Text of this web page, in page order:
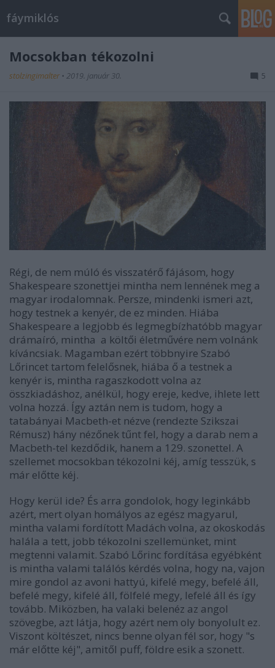
fáymiklós
Mocsokban tékozolni
stolzingimalter • 2019. január 30. 5
Régi, de nem múló és visszatérő fájásom, hogy
Shakespeare szonettjei mintha nem lennének meg a
magyar irodalomnak. Persze, mindenki ismeri azt,
hogy testnek a kenyér, de ez minden. Hiába
Shakespeare a legjobb és legmegbízhatóbb magyar
drámaíró, mintha a költői életművére nem volnánk
kíváncsiak. Magamban ezért többnyire Szabó
Lőrincet tartom felelősnek, hiába ő a testnek a
kenyér is, mintha ragaszkodott volna az
összkiadáshoz, anélkül, hogy ereje, kedve, ihlete lett
volna hozzá. Így aztán nem is tudom, hogy a
tatabányai Macbeth-et nézve (rendezte Szikszai
Rémusz) hány nézőnek tűnt fel, hogy a darab nem a
Macbeth-tel kezdődik, hanem a 129. szonettel. A
szellemet mocsokban tékozolni kéj, amíg tesszük, s
már előtte kéj.
Hogy kerül ide? És arra gondolok, hogy leginkább
azért, mert olyan homályos az egész magyarul,
mintha valami fordított Madách volna, az okoskodás
halála a tett, jobb tékozolni szellemünket, mint
megtenni valamit. Szabó Lőrinc fordítása egyébként
is mintha valami találós kérdés volna, hogy na, vajon
mire gondol az avoni hattyú, kifelé megy, befelé áll,
befelé megy, kifelé áll, fölfelé megy, lefelé áll és így
tovább. Miközben, ha valaki belenéz az angol
szövegbe, azt látja, hogy azért nem oly bonyolult ez.
Viszont költészet, nincs benne olyan fél sor, hogy "s
már előtte kéj", amitől puff, földre esik a szonett.